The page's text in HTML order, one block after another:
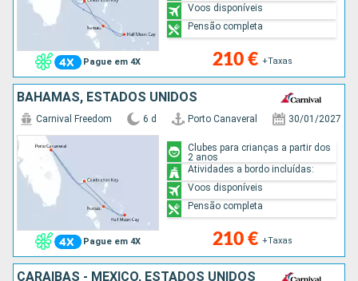
Pague em 4X 210 € +Taxas
Voos disponíveis
Pensão completa
BAHAMAS, ESTADOS UNIDOS
Pague em 4X
Carnival Freedom 6 d Porto Canaveral 30/01/2027
210 € +Taxas
Clubes para crianças a partir dos
2 anos
Atividades a bordo incluídas:
Voos disponíveis
Pensão completa
CARAIBAS - MEXICO, ESTADOS UNIDOS